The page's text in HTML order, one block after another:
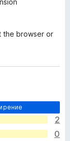
the browser or
2
0